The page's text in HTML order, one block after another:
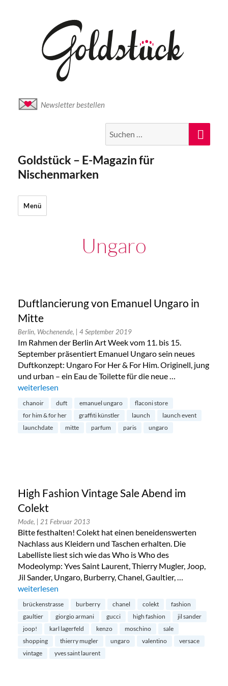
Newsletter bestellen
nach:
Goldstück – E-Magazin für
Nischenmarken
Menü
Ungaro
Duftlancierung von Emanuel Ungaro in
Mitte
Berlin, Wochenende, | 4 September 2019
Im Rahmen der Berlin Art Week vom 11. bis 15.
September präsentiert Emanuel Ungaro sein neues
Duftkonzept: Ungaro For Her & For Him. Originell, jung
und urban – ein Eau de Toilette für die neue …
„Duftlancierung von Emanuel Ungaro in Mitte“
weiterlesen
chanoir duft emanuel ungaro
flaconi store
for him & for her
graffiti künstler launch
launch event
launchdate
mitte parfum paris ungaro
High Fashion Vintage Sale Abend im
Colekt
Mode, | 21 Februar 2013
Bitte festhalten! Colekt hat einen beneidenswerten
Nachlass aus Kleidern und Taschen erhalten. Die
Labelliste liest sich wie das Who is Who des
Modeolymp: Yves Saint Laurent, Thierry Mugler, Joop,
Jil Sander, Ungaro, Burberry, Chanel, Gaultier, …
„High Fashion Vintage Sale Abend im Colekt“
weiterlesen
brückenstrasse burberry chanel colekt
fashion
gaultier
giorgio armani gucci high fashion
jil sander
joop!
karl lagerfeld kenzo moschino
sale
shopping
thierry mugler ungaro valentino
versace
vintage
yves saint laurent